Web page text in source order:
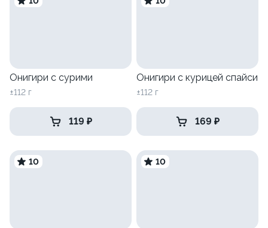
Онигири с сурими
±112 г
119 ₽
Онигири с курицей спайси
±112 г
169 ₽
10 10